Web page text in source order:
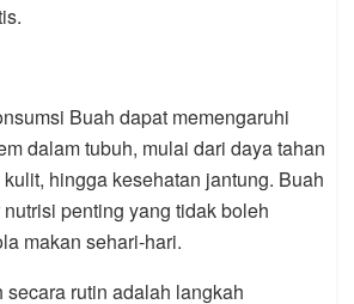
Buah dapat memengaruhi
dalam tubuh, mulai dari daya tahan
hingga kesehatan jantung. Buah
penting yang tidak boleh
makan sehari-hari.
secara rutin adalah langkah